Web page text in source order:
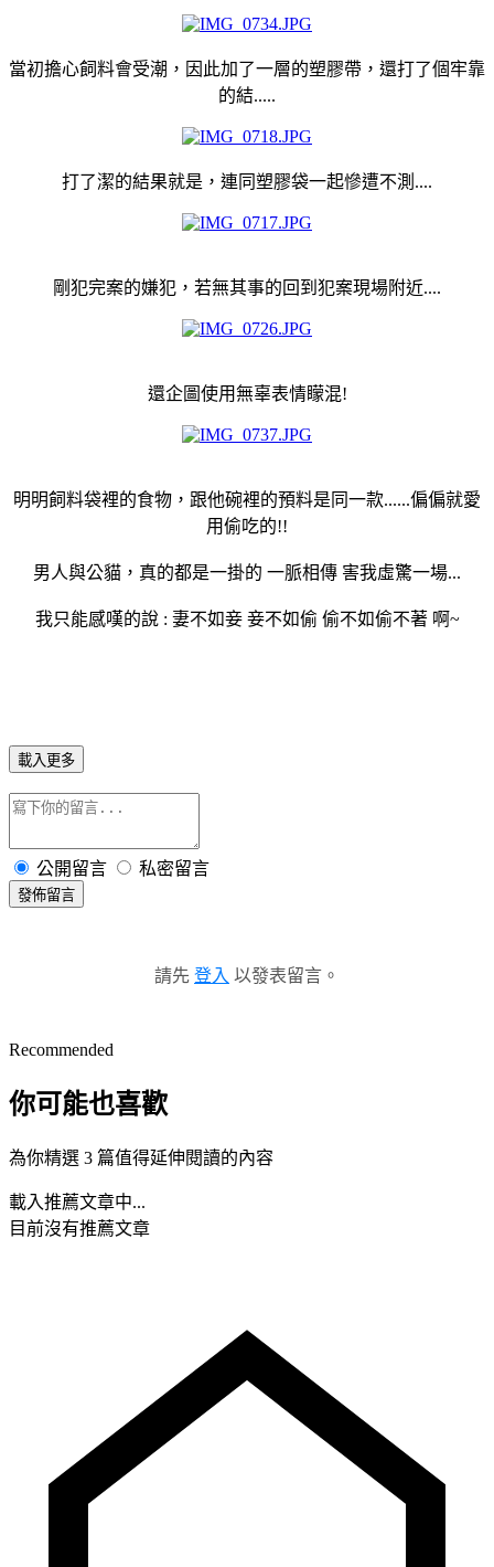
當初擔心飼料會受潮，因此加了一層的塑膠帶，還打了個牢靠
的結.....
打了潔的結果就是，連同塑膠袋一起慘遭不測....
剛犯完案的嫌犯，若無其事的回到犯案現場附近....
還企圖使用無辜表情矇混!
明明飼料袋裡的食物，跟他碗裡的預料是同一款......偏偏就愛
用偷吃的!!
男人與公貓，真的都是一掛的 一脈相傳 害我虛驚一場...
我只能感嘆的說 : 妻不如妾 妾不如偷 偷不如偷不著 啊~
載入更多
公開留言 私密留言
發佈留言
請先 登入 以發表留言。
Recommended
你可能也喜歡
為你精選 3 篇值得延伸閱讀的內容
載入推薦文章中...
目前沒有推薦文章